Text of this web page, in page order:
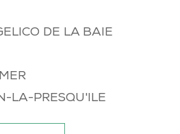
DE LA BAIE
LA-PRESQU'ILE